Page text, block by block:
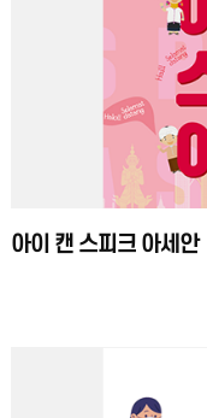
아이 캔 스피크 아세안